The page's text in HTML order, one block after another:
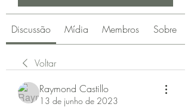
Discussão Mídia Membros Sobre
Voltar
Raymond Castillo
13 de junho de 2023